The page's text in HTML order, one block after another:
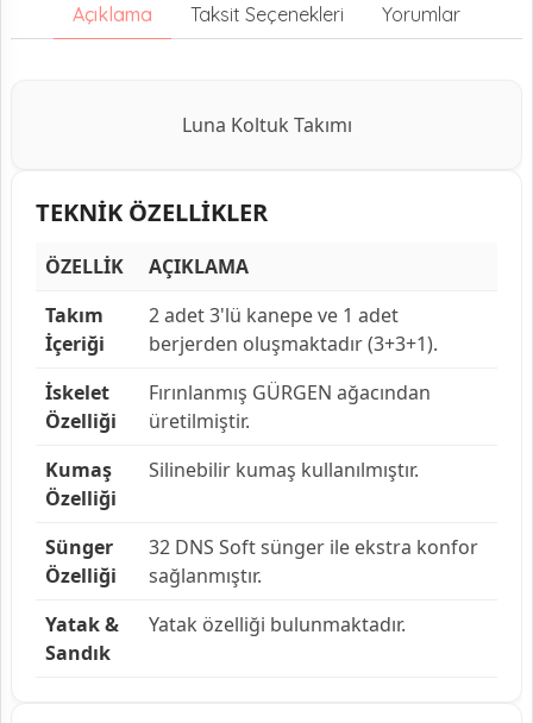
Açıklama Taksit Seçenekleri Yorumlar
Luna Koltuk Takımı
TEKNİK ÖZELLİKLER
ÖZELLİK
AÇIKLAMA
Takım
İçeriği
2 adet 3'lü kanepe ve 1 adet
berjerden oluşmaktadır (3+3+1).
İskelet
Özelliği
Fırınlanmış GÜRGEN ağacından
üretilmiştir.
Kumaş
Özelliği
Silinebilir kumaş kullanılmıştır.
Sünger
Özelliği
32 DNS Soft sünger ile ekstra konfor
sağlanmıştır.
Yatak &
Sandık
Yatak özelliği bulunmaktadır.